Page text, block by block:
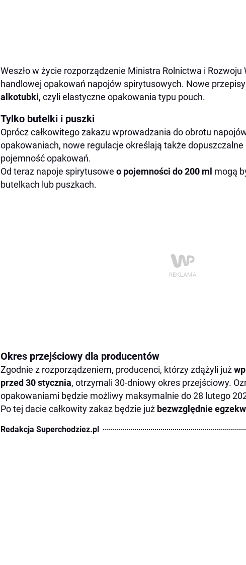
Weszło w życie rozporządzenie Ministra Rolnictwa i Rozwoju
handlowej opakowań napojów spirytusowych. Nowe przepisy
alkotubki, czyli elastyczne opakowania typu pouch.
Tylko butelki i puszki
Oprócz całkowitego zakazu wprowadzania do obrotu
opakowaniach, nowe regulacje określają także
pojemność opakowań.
Od teraz napoje spirytusowe o pojemności do 200 ml mogą
butelkach lub puszkach.
Okres przejściowy dla producentów
Zgodnie z rozporządzeniem, producenci, którzy zdążyli już
przed 30 stycznia, otrzymali 30-dniowy okres przejściowy.
opakowaniami będzie możliwy maksymalnie do 28 lutego
Po tej dacie całkowity zakaz będzie już bezwzględnie
Redakcja Superchodziez.pl